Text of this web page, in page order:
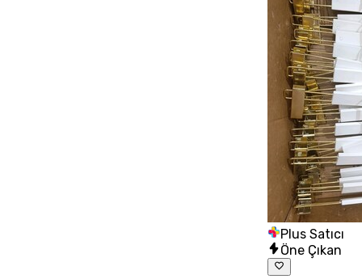
Plus Satıcı
Öne Çıkan